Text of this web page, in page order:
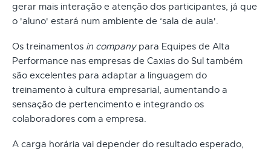
gerar mais interação e atenção dos participantes, já que
o 'aluno' estará num ambiente de ‘sala de aula'.
Os treinamentos in companypara Equipes de Alta
Performance nas empresas de Caxias do Sul também
são excelentes para adaptar a linguagem do
treinamento à cultura empresarial, aumentando a
sensação de pertencimento e integrando os
colaboradores com a empresa.
A carga horária vai depender do resultado esperado,